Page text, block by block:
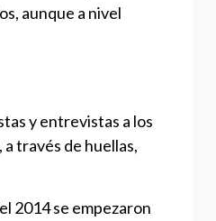
aunque a nivel
y entrevistas a los
través de huellas,
2014 se empezaron